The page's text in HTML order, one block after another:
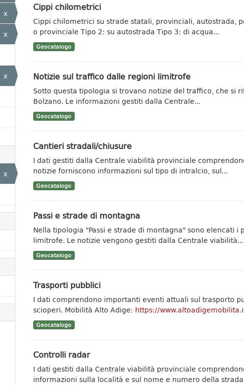
x
x
x
x
Cippi chilometrici
Cippi chilometrici su strade statali, provinciali, autostrada,
o provinciale Tipo 2: su autostrada Tipo 3: di acqua...
Geocatalogo
Notizie sul traffico dalle regioni limitrofe
Sotto questa tipologia si trovano notizie del traffico, che si
Bolzano. Le informazioni gestiti dalla Centrale...
Geocatalogo
Cantieri stradali/chiusure
I dati gestiti dalla Centrale viabilità provinciale
notizie forniscono informazioni sul tipo di intralcio, sul...
Geocatalogo
Passi e strade di montagna
Nella tipologia "Passi e strade di montagna" sono elencati
limitrofe. Le notizie vengono gestiti dalla Centrale viabilità...
Geocatalogo
Trasporti pubblici
I dati comprendono importanti eventi attuali sul trasporto
scioperi. Mobilità Alto Adige: https://
Geocatalogo
Controlli radar
I dati gestiti dalla Centrale viabilità provinciale
informazioni sulla località e sul nome e numero della